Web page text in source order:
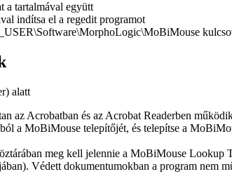
a tartalmával együtt
indítsa el a regedit programot
alatt
az Acrobatban és az Acrobat Readerben
a MoBiMouse telepítőjét, és telepítse a
meg kell jelennie a MoBiMouse Lookup
). Védett dokumentumokban a program nem